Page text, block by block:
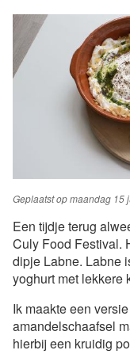
Geplaatst opmaandag 15
Een tijdje terug
Culy Food Festival.
dipje Labne. Labne
yoghurt met lekkere
Ik maakte een
amandelschaafsel
hierbij een kruidig